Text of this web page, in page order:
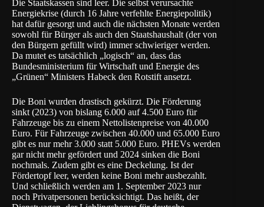
Die Staatskassen sind leer. Die selbst verursachte
Energiekrise (durch 16 Jahre verfehlte Energiepolitik)
hat dafür gesorgt und auch die nächsten Monate werden
sowohl für Bürger als auch den Staatshaushalt (der von
den Bürgern gefüllt wird) immer schwieriger werden.
Da mutet es tatsächlich „logisch“ an, dass das
Bundesministerium für Wirtschaft und Energie des
„Grünen“ Ministers Habeck den Rotstift ansetzt.
Die Boni wurden drastisch gekürzt. Die Förderung
sinkt (2023) von bislang 6.000 auf 4.500 Euro für
Fahrzeuge bis zu einem Nettolistenpreise von 40.000
Euro. Für Fahrzeuge zwischen 40.000 und 65.000 Euro
gibt es nur mehr 3.000 statt 5.000 Euro. PHEVs werden
gar nicht mehr gefördert und 2024 sinken die Boni
nochmals. Zudem gibt es eine Deckelung. Ist der
Fördertopf leer, werden keine Boni mehr ausbezahlt.
Und schließlich werden am 1. September 2023 nur
noch Privatpersonen berücksichtigt. Das heißt, der